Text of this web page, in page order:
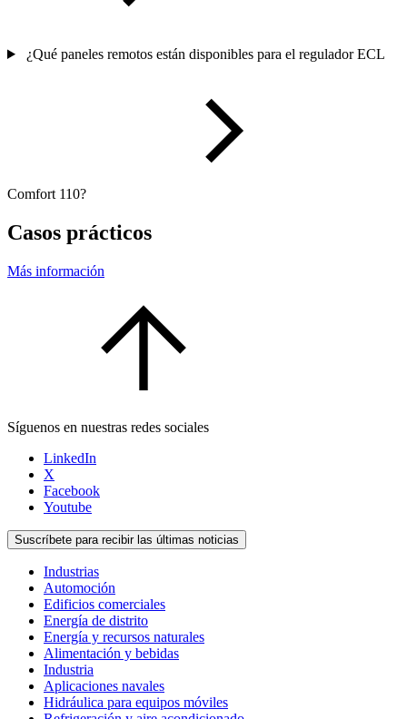
¿Qué paneles remotos están disponibles para el regulador ECL
Comfort 110?
Casos prácticos
Más información
Síguenos en nuestras redes sociales
LinkedIn
X
Facebook
Youtube
Suscríbete para recibir las últimas noticias
Industrias
Automoción
Edificios comerciales
Energía de distrito
Energía y recursos naturales
Alimentación y bebidas
Industria
Aplicaciones navales
Hidráulica para equipos móviles